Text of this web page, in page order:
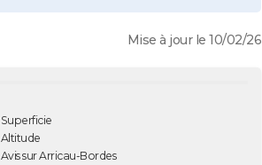
Mise à jour le 10/02/26
Superficie
Altitude
Avis sur Arricau-Bordes